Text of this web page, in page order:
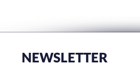
La Mostra d’Arts 2026
Congrés UNIV 2026
NEWSLETTER